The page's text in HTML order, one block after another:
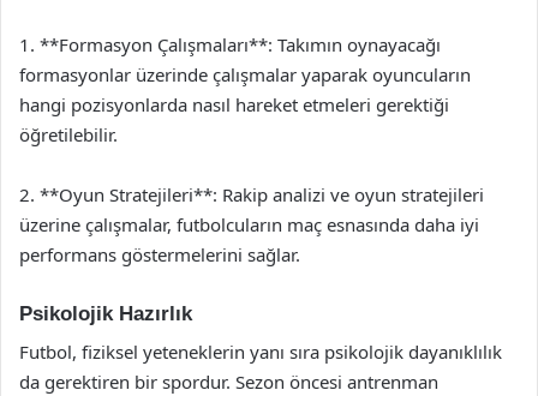
1. **Formasyon Çalışmaları**: Takımın oynayacağı
formasyonlar üzerinde çalışmalar yaparak oyuncuların
hangi pozisyonlarda nasıl hareket etmeleri gerektiği
öğretilebilir.
2. **Oyun Stratejileri**: Rakip analizi ve oyun stratejileri
üzerine çalışmalar, futbolcuların maç esnasında daha iyi
performans göstermelerini sağlar.
Psikolojik Hazırlık
Futbol, fiziksel yeteneklerin yanı sıra psikolojik dayanıklılık
da gerektiren bir spordur. Sezon öncesi antrenman